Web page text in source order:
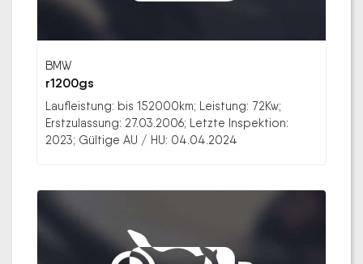
BMW
r1200gs
Laufleistung: bis 152000km; Leistung: 72Kw;
Erstzulassung: 27.03.2006; Letzte Inspektion:
2023; Gültige AU / HU: 04.04.2024